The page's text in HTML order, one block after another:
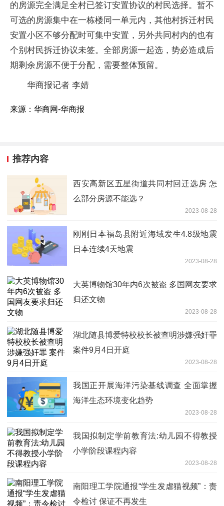
的房源完全满足全村已签订安置协议的村民选择。暂不
可选的房源集中在一栋楼同一单元内，其他村拆迁村民
安置小区不够分配时可集中安置，另外共同村内的也有
个别村民拆迁协议未签。全部房源一起选，势必造成后
期剩余房源不便于分配，需要整体预留。
华商报记者 李婧
来源：华商网-华商报
推荐内容
西安高新区五星街道共同村回迁选房 怎
么部分房源不能选？
2023-08-28
刚刚日本福岛县附近海域发生4.8级地震
日本连续4天地震
2023-08-28
大英博物馆30年内6次被盗 多国网友要求
归还文物
2023-08-28
湖北随县博爱特校校长被查明涉嫌强奸罪
案件9月4日开庭
2023-08-28
我国正开展海洋污染基线调查 全面掌握
海洋生态环境变化趋势
2023-08-28
我国拟制定学前教育法:幼儿园不得教授
小学阶段课程内容
2023-08-28
南阳理工学院通报“学生发虐猫视频”：责
令检讨 保证不再发生